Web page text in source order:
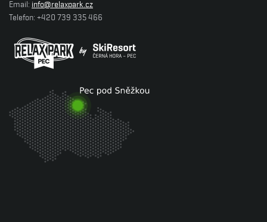
Email: info@relaxpark.cz
Telefon: +420 739 335 466